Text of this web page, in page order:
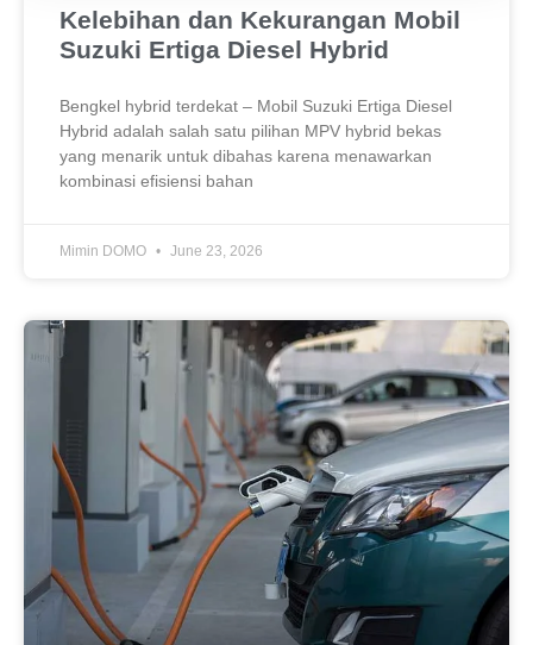
Kelebihan dan Kekurangan Mobil
Suzuki Ertiga Diesel Hybrid
Bengkel hybrid terdekat – Mobil Suzuki Ertiga Diesel
Hybrid adalah salah satu pilihan MPV hybrid bekas
yang menarik untuk dibahas karena menawarkan
kombinasi efisiensi bahan
Mimin DOMO June 23, 2026